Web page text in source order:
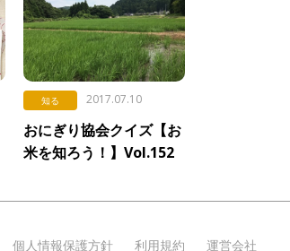
知る 2017.07.10
おにぎり協会クイズ【お
米を知ろう！】Vol.152
培方法」
個人情報保護方針 利用規約 運営会社